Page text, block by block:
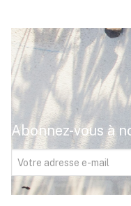
Abonnez-vous à